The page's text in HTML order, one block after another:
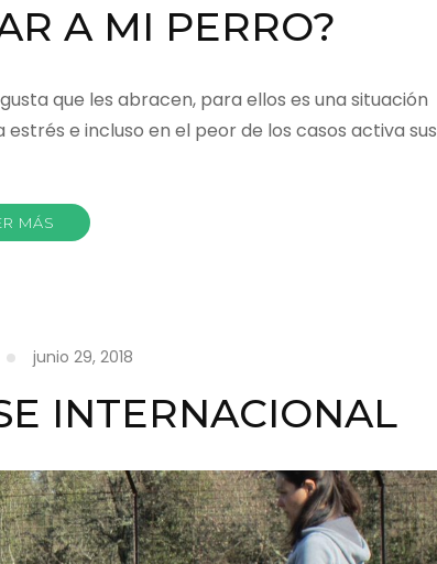
A MI PERRO?
que les abracen, para ellos es una situación
e incluso en el peor de los casos activa sus
MÁS
junio 29, 2018
INTERNACIONAL